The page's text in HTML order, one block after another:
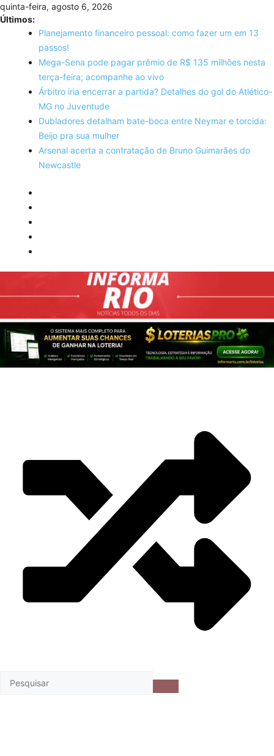
Skip
to
content
quinta-feira, agosto 6, 2026
Últimos:
Planejamento financeiro pessoal: como fazer um em 13
passos!
Mega-Sena pode pagar prêmio de R$ 135 milhões nesta
terça-feira; acompanhe ao vivo
Árbitro iria encerrar a partida? Detalhes do gol do Atlético-
MG no Juventude
Dubladores detalham bate-boca entre Neymar e torcida:
Beijo pra sua mulher
Arsenal acerta a contratação de Bruno Guimarães do
Newcastle